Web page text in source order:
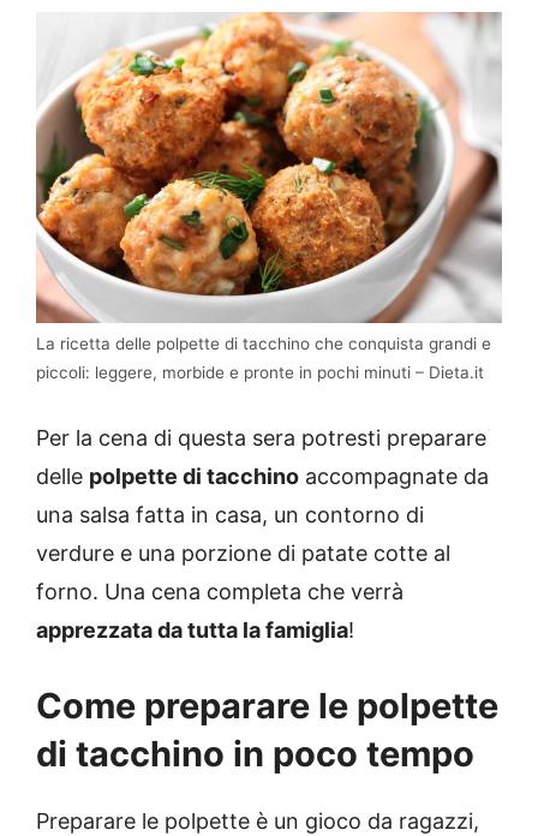
La ricetta delle polpette di tacchino che conquista grandi e
piccoli: leggere, morbide e pronte in pochi minuti – Dieta.it
Per la cena di questa sera potresti preparare
delle polpette di tacchino accompagnate da
una salsa fatta in casa, un contorno di
verdure e una porzione di patate cotte al
forno. Una cena completa che verrà
apprezzata da tutta la famiglia!
Come preparare le polpette
di tacchino in poco tempo
Preparare le polpette è un gioco da ragazzi,